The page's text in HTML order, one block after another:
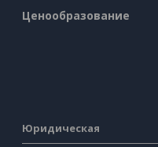
Ценообразование
Юридическая